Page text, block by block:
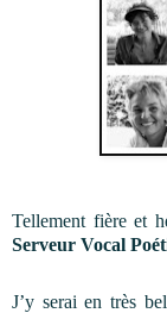
Serveur Vocal
J’y serai en très